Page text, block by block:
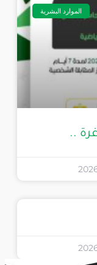
الموارد البشرية
..